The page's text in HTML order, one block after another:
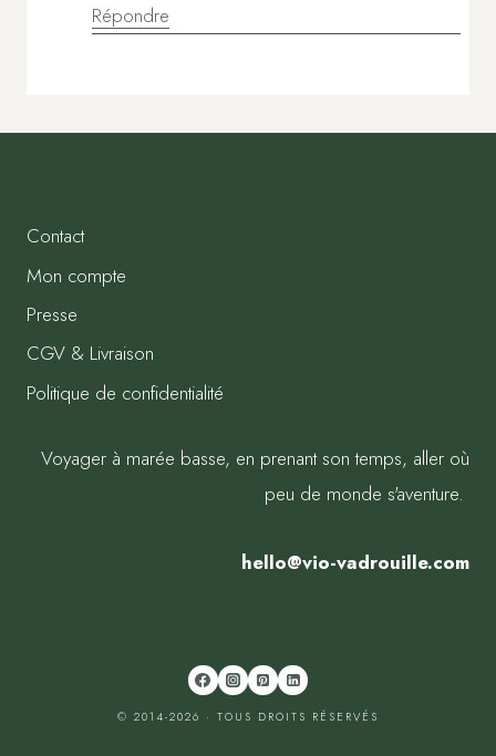
Répondre
Contact
Mon compte
Presse
CGV & Livraison
Politique de confidentialité
Voyager à marée basse, en prenant son temps, aller où
peu de monde s'aventure.
hello@vio-vadrouille.com
© 2014-2026 · TOUS DROITS RÉSERVÉS